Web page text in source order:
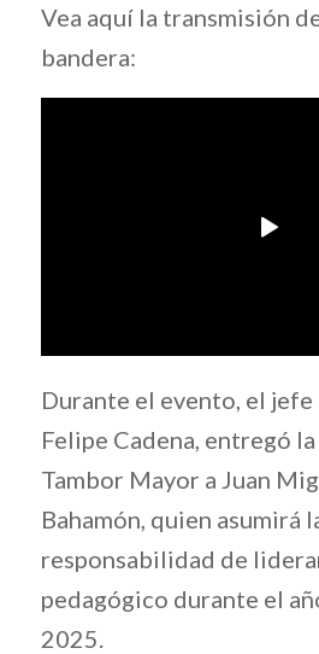
Vea aquí la transmisión
bandera:
Durante el evento, el jefe
Felipe Cadena, entregó
Tambor Mayor a Juan
Bahamón, quien asumirá
responsabilidad de
pedagógico durante el
2025.